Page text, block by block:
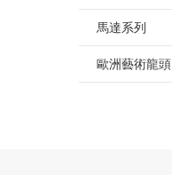
馬達系列
歐洲藝術龍頭